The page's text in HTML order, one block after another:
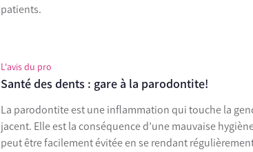
patients.
L'avis du pro
Santé des dents : gare à la parodontite!
La parodontite est une inflammation qui touche la
jacent. Elle est la conséquence d’une mauvaise
peut être facilement évitée en se rendant